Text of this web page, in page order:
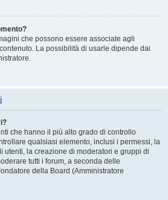
che possono essere associate agli
La possibilità di usarle dipende dai
che hanno il più alto grado di controllo
qualsiasi elemento, inclusi i permessi, la
utenti, la creazione di moderatori e gruppi di
tutti i forum, a seconda delle
della Board (Amministratore